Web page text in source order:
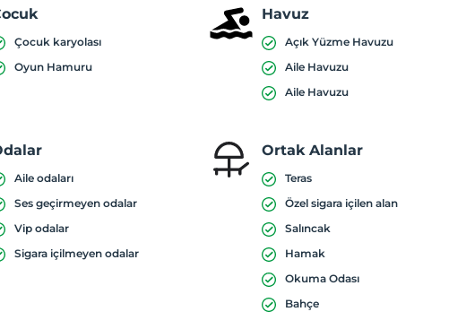
Çocuk karyolası
Oyun Hamuru
Havuz
Açık Yüzme Havuzu
Aile Havuzu
Aile Havuzu
Aile odaları
Ses geçirmeyen odalar
Vip odalar
Sigara içilmeyen odalar
Ortak Alanlar
Teras
Özel sigara içilen alan
Salıncak
Hamak
Okuma Odası
Bahçe